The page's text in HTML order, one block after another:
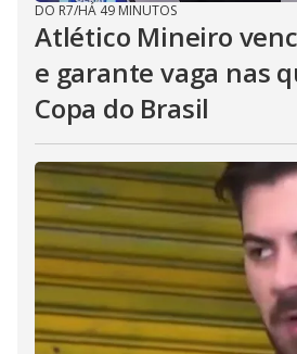
DO R7/HÁ 49 MINUTOS
Atlético Mineiro
e garante vaga nas
Copa do Brasil